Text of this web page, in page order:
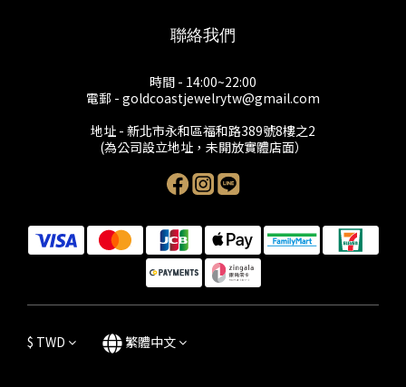
聯絡我們
時間 - 14:00~22:00
電郵 - goldcoastjewelrytw@gmail.com
地址 - 新北市永和區福和路389號8樓之2
(為公司設立地址，未開放實體店面）
$ TWD 繁體中文